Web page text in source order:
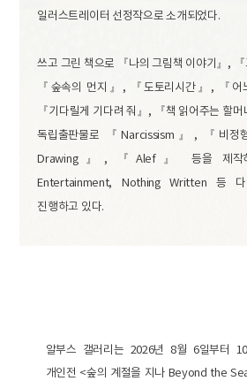
일러스트레이터 선정작으로 소개되었다.
쓰고 그린 책으로 『나의 그림책 이야기』,
『숲속의 먼지』, 『도토리시간』, 『어
『기다릴게 기다려 줘』, 『책 읽어주는 할
독립출판물로 『Narcissism』, 『비
Drawing』, 『Alef』 등을 제작하
Entertainment, Nothing Written 등 다
진행하고 있다.
알부스 갤러리는 2026년 8월 6일부터
개인전 <숲의 계절을 지나 Beyond the